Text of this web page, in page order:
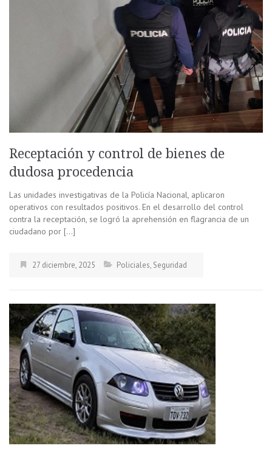
Receptación y control de bienes de
dudosa procedencia
Las unidades investigativas de la Policía Nacional, aplicaron
operativos con resultados positivos. En el desarrollo del control
contra la receptación, se logró la aprehensión en flagrancia de un
ciudadano por […]
27 diciembre, 2025 Policiales, Seguridad